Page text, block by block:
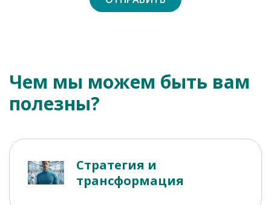
Чем мы можем быть вам
полезны?
Стратегия и
трансформация